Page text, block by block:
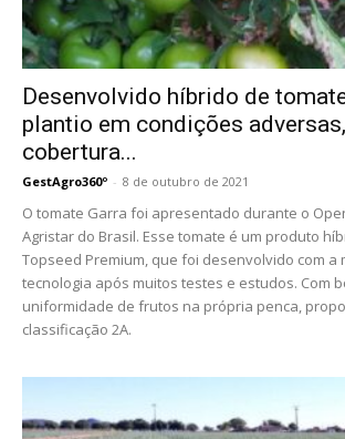
Desenvolvido híbrido de
plantio em condições
cobertura...
GestAgro360º - 8 de outubro de 2021
O tomate Garra foi apresentado durante o
Agristar do Brasil. Esse tomate é um produto
Topseed Premium, que foi desenvolvido com a
tecnologia após muitos testes e estudos. Com
uniformidade de frutos na própria penca,
classificação 2A.